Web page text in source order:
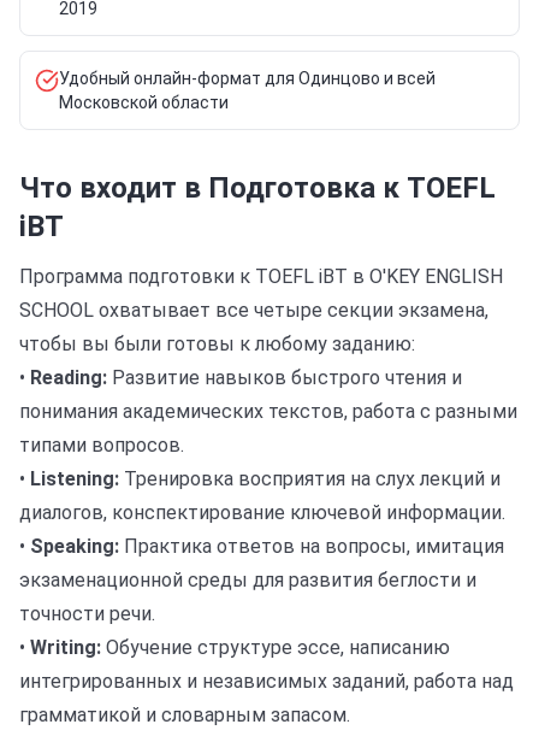
2019
Удобный онлайн-формат для Одинцово и всей
Московской области
Что входит в Подготовка к TOEFL
iBT
Программа подготовки к TOEFL iBT в O'KEY ENGLISH
SCHOOL охватывает все четыре секции экзамена,
чтобы вы были готовы к любому заданию:
• Reading: Развитие навыков быстрого чтения и
понимания академических текстов, работа с разными
типами вопросов.
• Listening: Тренировка восприятия на слух лекций и
диалогов, конспектирование ключевой информации.
• Speaking: Практика ответов на вопросы, имитация
экзаменационной среды для развития беглости и
точности речи.
• Writing: Обучение структуре эссе, написанию
интегрированных и независимых заданий, работа над
грамматикой и словарным запасом.